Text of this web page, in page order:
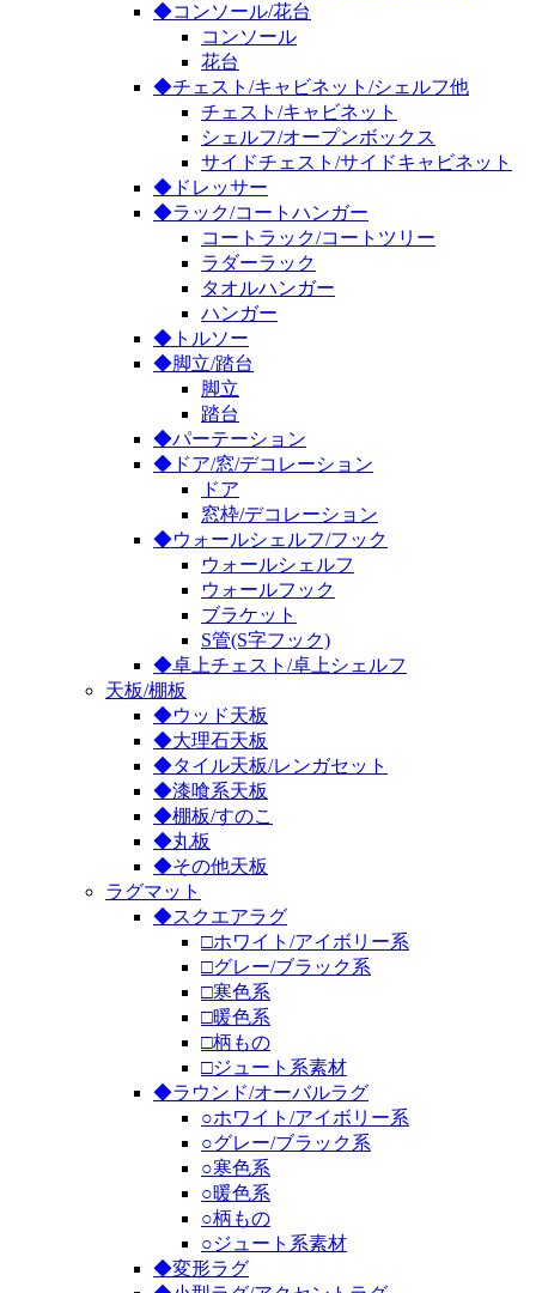
◆コンソール/花台
コンソール
花台
◆チェスト/キャビネット/シェルフ他
チェスト/キャビネット
シェルフ/オープンボックス
サイドチェスト/サイドキャビネット
◆ドレッサー
◆ラック/コートハンガー
コートラック/コートツリー
ラダーラック
タオルハンガー
ハンガー
◆トルソー
◆脚立/踏台
脚立
踏台
◆パーテーション
◆ドア/窓/デコレーション
ドア
窓枠/デコレーション
◆ウォールシェルフ/フック
ウォールシェルフ
ウォールフック
ブラケット
S管(S字フック)
◆卓上チェスト/卓上シェルフ
天板/棚板
◆ウッド天板
◆大理石天板
◆タイル天板/レンガセット
◆漆喰系天板
◆棚板/すのこ
◆丸板
◆その他天板
ラグマット
◆スクエアラグ
□ホワイト/アイボリー系
□グレー/ブラック系
□寒色系
□暖色系
□柄もの
□ジュート系素材
◆ラウンド/オーバルラグ
○ホワイト/アイボリー系
○グレー/ブラック系
○寒色系
○暖色系
○柄もの
○ジュート系素材
◆変形ラグ